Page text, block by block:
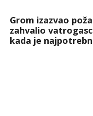
Grom izazvao
zahvalio
kada je